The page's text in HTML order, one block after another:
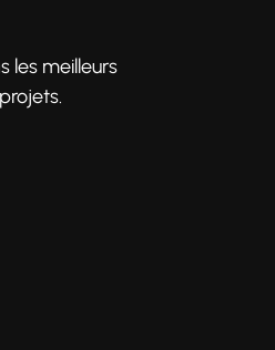
les meilleurs